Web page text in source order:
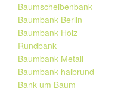
Baumscheibenbank
Baumbank Berlin
Baumbank Holz
Rundbank
Baumbank Metall
Baumbank halbrund
Bank um Baum